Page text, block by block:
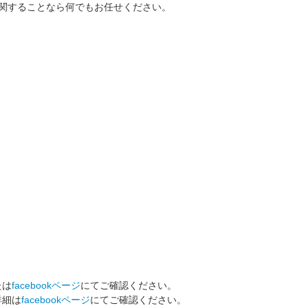
ることなら何でもお任せください。
facebookページにてご確認ください。
はfacebookページにてご確認ください。